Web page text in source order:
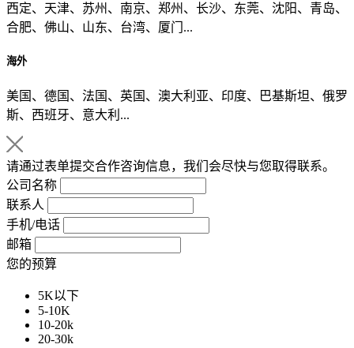
西定、天津、苏州、南京、郑州、长沙、东莞、沈阳、青岛、
合肥、佛山、山东、台湾、厦门...
海外
美国、德国、法国、英国、澳大利亚、印度、巴基斯坦、俄罗
斯、西班牙、意大利...
请通过表单提交合作咨询信息，我们会尽快与您取得联系。
公司名称
联系人
手机/电话
邮箱
您的预算
5K以下
5-10K
10-20k
20-30k